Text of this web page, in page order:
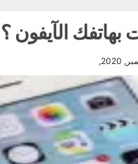
الآيفون ؟ إليك 3